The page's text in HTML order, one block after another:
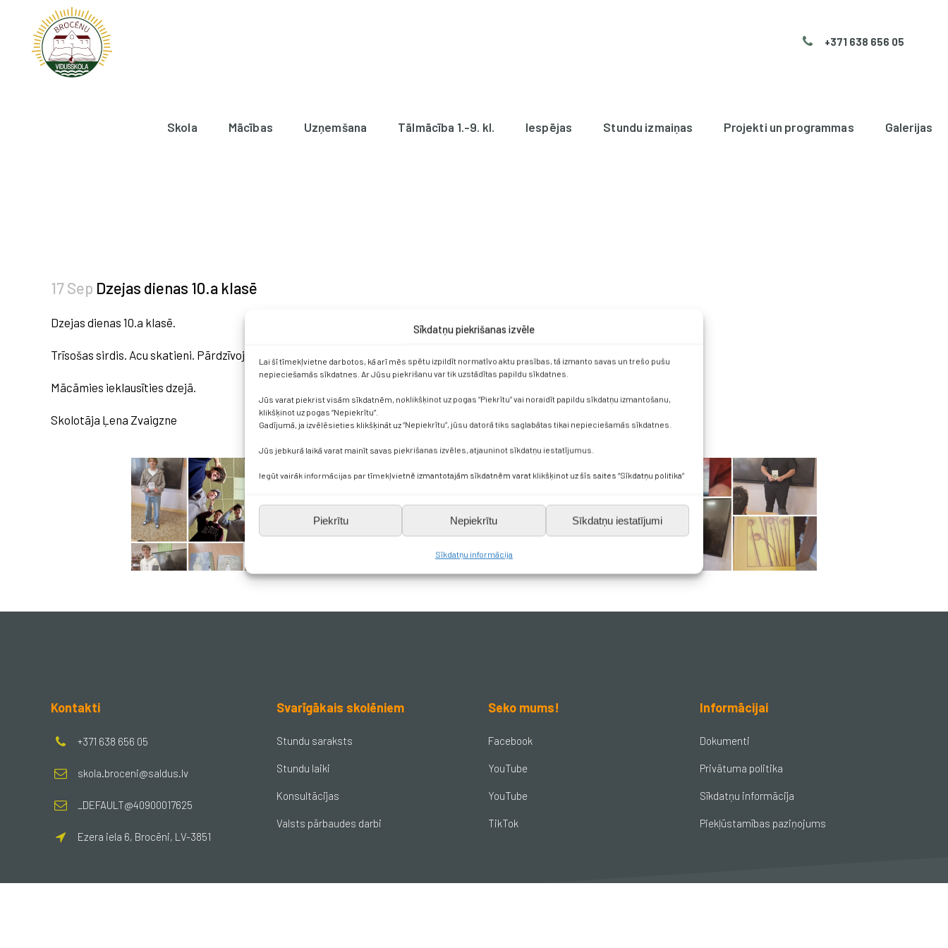
Sīkdatņu piekrišanas izvēle
Lai šī tīmekļvietne darbotos, kā arī mēs spētu izpildīt normatīvo aktu prasības, tā izmanto savas un trešo pušu
nepieciešamās sīkdatnes. Ar Jūsu piekrišanu var tik uzstādītas papildu sīkdatnes.
Jūs varat piekrist visām sīkdatnēm, noklikšķinot uz pogas “Piekrītu” vai noraidīt papildu sīkdatņu izmantošanu,
klikšķinot uz pogas “Nepiekrītu”.
Gadījumā, ja izvēlēsieties klikšķināt uz “Nepiekrītu”, jūsu datorā tiks saglabātas tikai nepieciešamās sīkdatnes.
Jūs jebkurā laikā varat mainīt savas piekrišanas izvēles, atjauninot sīkdatņu iestatījumus.
Iegūt vairāk informācijas par tīmekļvietnē izmantotajām sīkdatnēm varat klikšķinot uz šīs saites “Sīkdatņu politika”
Piekrītu Nepiekrītu Sīkdatņu iestatījumi
Sīkdatņu informācija
+371 638 656 05
Skola Mācības Uzņemšana Tālmācība 1.-9. kl. Iespējas Stundu izmaiņas Projekti un programmas Galerijas
17 Sep Dzejas dienas 10.a klasē
Dzejas dienas 10.a klasē.
Trīsošas sirdis. Acu skatieni. Pārdzīvojums. Liriskais Es. Guntars Račs. Māra Zālīte.
Mācāmies ieklausīties dzejā.
Skolotāja Ļena Zvaigzne
Kontakti
+371 638 656 05
skola.broceni@saldus.lv
_DEFAULT@40900017625
Ezera iela 6, Brocēni, LV-3851
Svarīgākais skolēniem
Stundu saraksts
Stundu laiki
Konsultācijas
Valsts pārbaudes darbi
Seko mums!
Facebook
YouTube
YouTube
TikTok
Informācijai
Dokumenti
Privātuma politika
Sīkdatņu informācija
Piekļūstamības paziņojums